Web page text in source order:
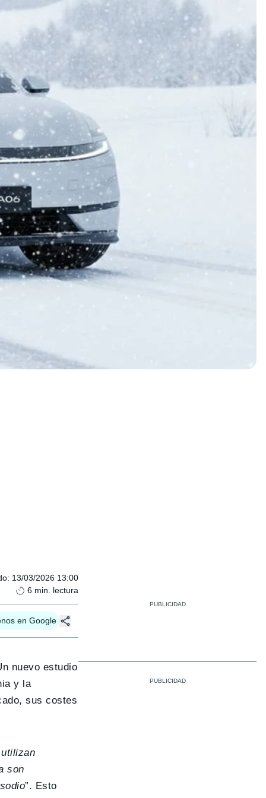
: 13/03/2026 13:00
6 min. lectura
en Google
nuevo estudio
y la
sus costes
son
”. Esto